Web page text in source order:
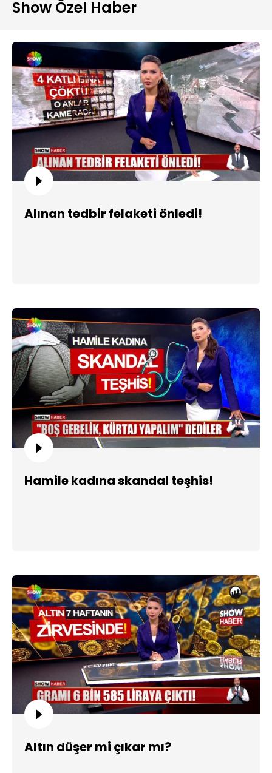
Show Özel Haber
Alınan tedbir felaketi önledi!
Hamile kadına skandal teşhis!
Altın düşer mi çıkar mı?